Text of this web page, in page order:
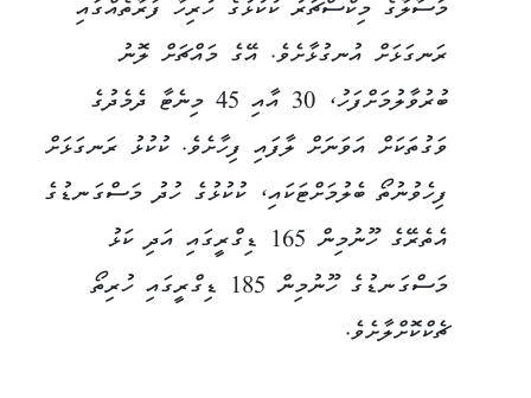
މަސާލާގެ މިކްސްޗަރު ކުކުޅުގެ ހުރިހާ ފަރާތެއްގައި
ރަނގަޅަށް އުނގުޅާށެވެ. އޭގެ މައްޗަށް ލޮނު
ބުރުވާލުމަށްފަހު، 30 އާއި 45 މިނެޓާ ދެމެދުގެ
ވަގުތަކަށް އަވަނަށް ލާފައި ފިހާށެވެ. ކުކުޅު ރަނގަޅަށް
ފިހެވުނުތޯ ބެލުމަށްޓަކައި، ކުކުޅުގެ ހުދު މަސްގަނޑުގެ
އެތެރޭގެ ހޫނުމިން 165 ޑިގްރީގައި އަދި ކަޅު
މަސްގަނޑުގެ ހޫނުމިން 185 ޑިގްރީގައި ހުރިތޯ
ޗެކްކޮށްލާށެވެ.